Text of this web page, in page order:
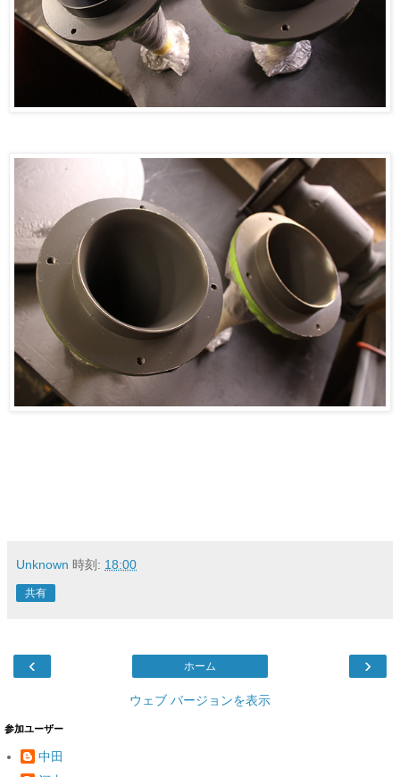
Unknown 時刻: 18:00
共有
‹ ›
ホーム
ウェブ バージョンを表示
参加ユーザー
中田